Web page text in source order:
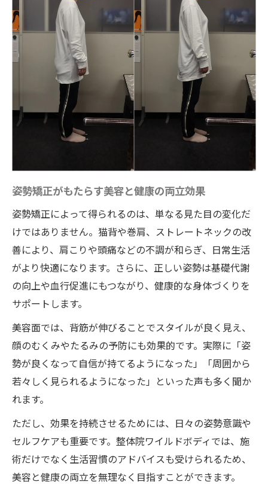
姿勢矯正がもたらす美容と健康の両立効果
姿勢矯正によって得られるのは、単なる見た目の変化だ
けではありません。猫背や巻肩、ストレートネックの改
善により、肩こりや頭痛などの不調が和らぎ、日常生活
がより快適になります。さらに、正しい姿勢は基礎代謝
の向上や血行促進にもつながり、健康的な身体づくりを
サポートします。
美容面では、背筋が伸びることでスタイルが良く見え、
顔のむくみやたるみの予防にも効果的です。実際に「姿
勢が良くなって自信が持てるようになった」「周囲から
若々しく見られるようになった」といった声も多く聞か
れます。
ただし、効果を持続させるためには、日々の姿勢意識や
セルフケアも重要です。整体院ワイルドボディでは、施
術だけでなく生活習慣のアドバイスも受けられるため、
美容と健康の両立を無理なく目指すことができます。